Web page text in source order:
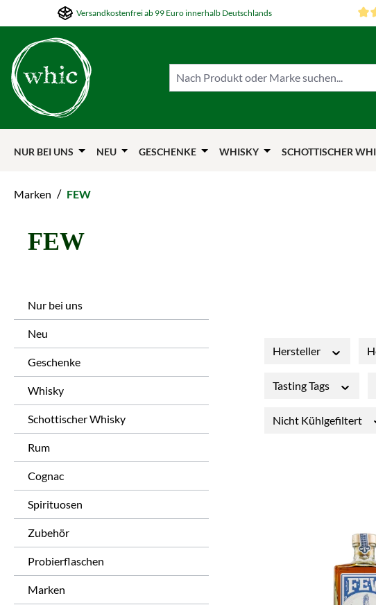
Hauptinhalt springen
Zur Suche springen
Zur Hauptnavigation springen
Versandkostenfrei ab 99 Euro innerhalb Deutschlands
NUR BEI UNS NEU GESCHENKE WHISKY SCHOTTISCHER
Marken / FEW
FEW
Nur bei uns
Neu
Geschenke
Whisky
Schottischer Whisky
Rum
Cognac
Spirituosen
Zubehör
Probierflaschen
Marken
Hersteller
Tasting Tags
Nicht Kühlgefiltert